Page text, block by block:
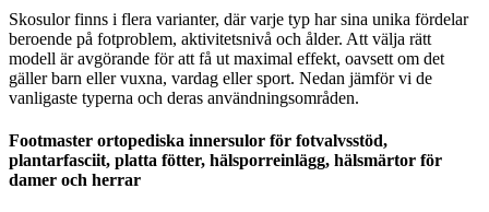
Skosulor finns i flera varianter, där varje typ har sina unika fördelar
beroende på fotproblem, aktivitetsnivå och ålder. Att välja rätt
modell är avgörande för att få ut maximal effekt, oavsett om det
gäller barn eller vuxna, vardag eller sport. Nedan jämför vi de
vanligaste typerna och deras användningsområden.
Footmaster ortopediska innersulor för fotvalvsstöd,
plantarfasciit, platta fötter, hälsporreinlägg, hälsmärtor för
damer och herrar